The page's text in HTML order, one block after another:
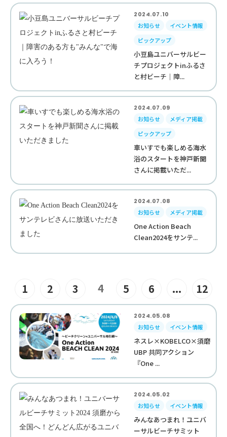
2024.07.10
お知らせ
イベント情報
ピックアップ
小豆島ユニバーサルビー
チプロジェクトinふるさ
と村ビーチ｜障...
2024.07.09
お知らせ
メディア掲載
ピックアップ
車いすでも楽しめる海水
浴のスタートを神戸新聞
さんに掲載いただ...
2024.07.08
お知らせ
メディア掲載
One Action Beach
Clean2024をサンテ...
1 2 3 4 5 6 ... 12
2024.05.08
お知らせ
イベント情報
ネスレ×KOBELCO×須磨
UBP 共同アクション
『One ...
2024.05.02
お知らせ
イベント情報
みんなあつまれ！ユニバ
ーサルビーチサミット